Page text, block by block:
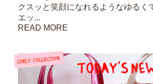
クスッと笑顔になれるようなゆるく
エッ...
READ MORE